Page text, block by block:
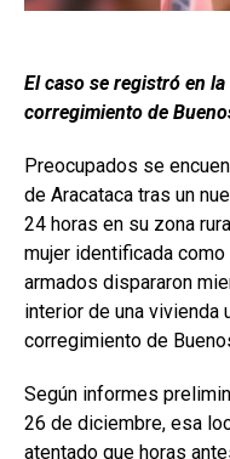
El caso se registró en
corregimiento de
Preocupados se
de Aracataca tras un
24 horas en su zona
mujer identificada
armados dispararon
interior de una vivienda
corregimiento de
Según informes
26 de diciembre, esa
atentado que horas